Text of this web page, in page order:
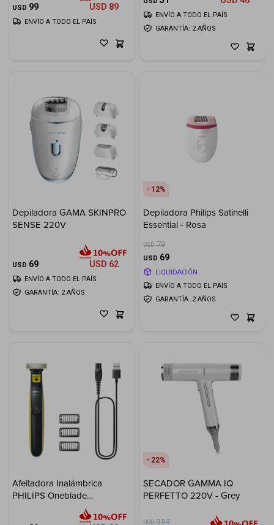
USD 99 USD 89
ENVÍO A TODO EL PAÍS
GARANTÍA: 2 AÑOS
ENVÍO A TODO EL PAÍS
Depiladora GAMA SKINPRO
SENSE 220V
USD 69 USD 62
GARANTÍA: 2 AÑOS
ENVÍO A TODO EL PAÍS
12
Depiladora Philips Satinelli
Essential - Rosa
USD 79
USD 69
LIQUIDACIÓN
GARANTÍA: 2 AÑOS
ENVÍO A TODO EL PAÍS
Afeitadora Inalámbrica
PHILIPS Oneblade
22
SECADOR GAMMA IQ
PERFETTO 220V - Grey
USD 359
Tiendas